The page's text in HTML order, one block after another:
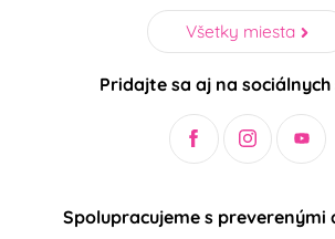
Všetky miesta
Pridajte sa aj na
Spolupracujeme s preverenými